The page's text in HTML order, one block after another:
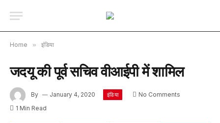
Home » इंडिया
जदयू की पूर्व सचिव वीआईपी में शामिल
By January 4, 2020 इंडिया
No Comments
1 Min Read